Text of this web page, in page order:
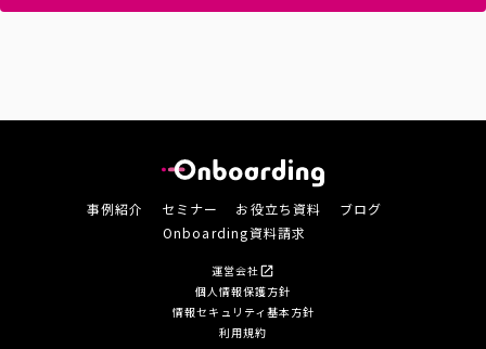
事例紹介 セミナー お役立ち資料
ブログ
Onboarding資料請求
運営会社open_in_new
個人情報保護方針
情報セキュリティ基本方針
利用規約